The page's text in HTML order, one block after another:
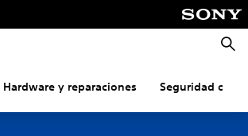
Hardware y reparaciones Seguridad